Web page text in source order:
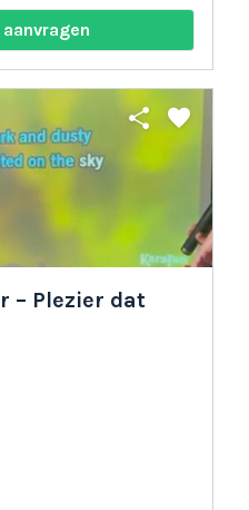
share favorite
– Plezier dat